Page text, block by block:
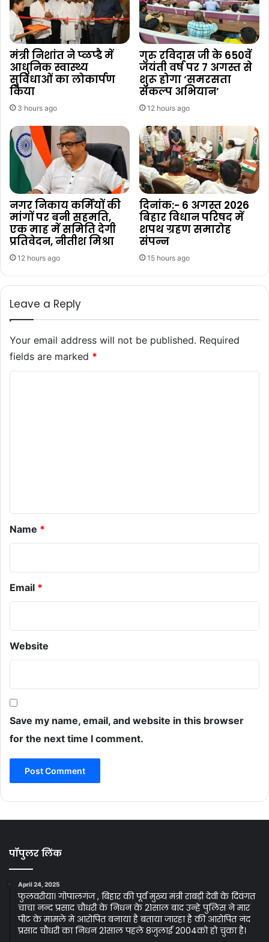
मंत्री निशांत ने प्ळप्डै में
आधुनिक स्वास्थ्य
सुविधाओं का लोकार्पण
किया
3 hours ago
गुरु रविदास जी के 650वें
जयंती वर्ष पर 7 अगस्त से
शुरू होगा ‘समरसता
संकल्प अभियान’
12 hours ago
नगर निकाय कर्मियों की
मांगों पर बनी सहमति,
एक माह में समिति देगी
प्रतिवेदन, नीतीश मिश्रा
12 hours ago
दिनांक:- 6 अगस्त 2026
बिहार विधान परिषद में
शपथ ग्रहण समारोह
संपन्न
15 hours ago
Leave a Reply
Your email address will not be published. Required
fields are marked *
Name *
Email *
Website
Save my name, email, and website in this browser
for the next time I comment.
पॉपुलर लिंक
April 24, 2025
फुलवरीया। गोपालगंज , बिहार की पूर्व मुख्य मंत्री राबड़ी देवी के दिवंगत
चाचा नन्द प्रसाद चौधरी के निधन के 21साल बाद उन्हे पुलिस ने मार
पीट के मामले मे आरोपित बनाया है बताया जारहा है की आरोपित नंद
प्रसाद चौधरी का निधन 21साल पहले 8जुलाई 2004को हो चुका है।